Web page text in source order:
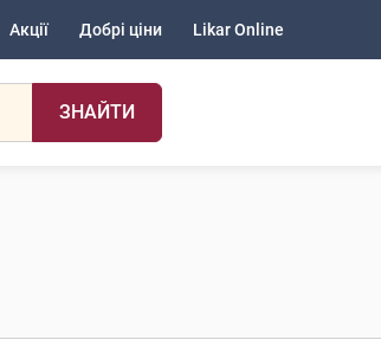
Акції Добрі ціни Likar Online
ЗНАЙТИ